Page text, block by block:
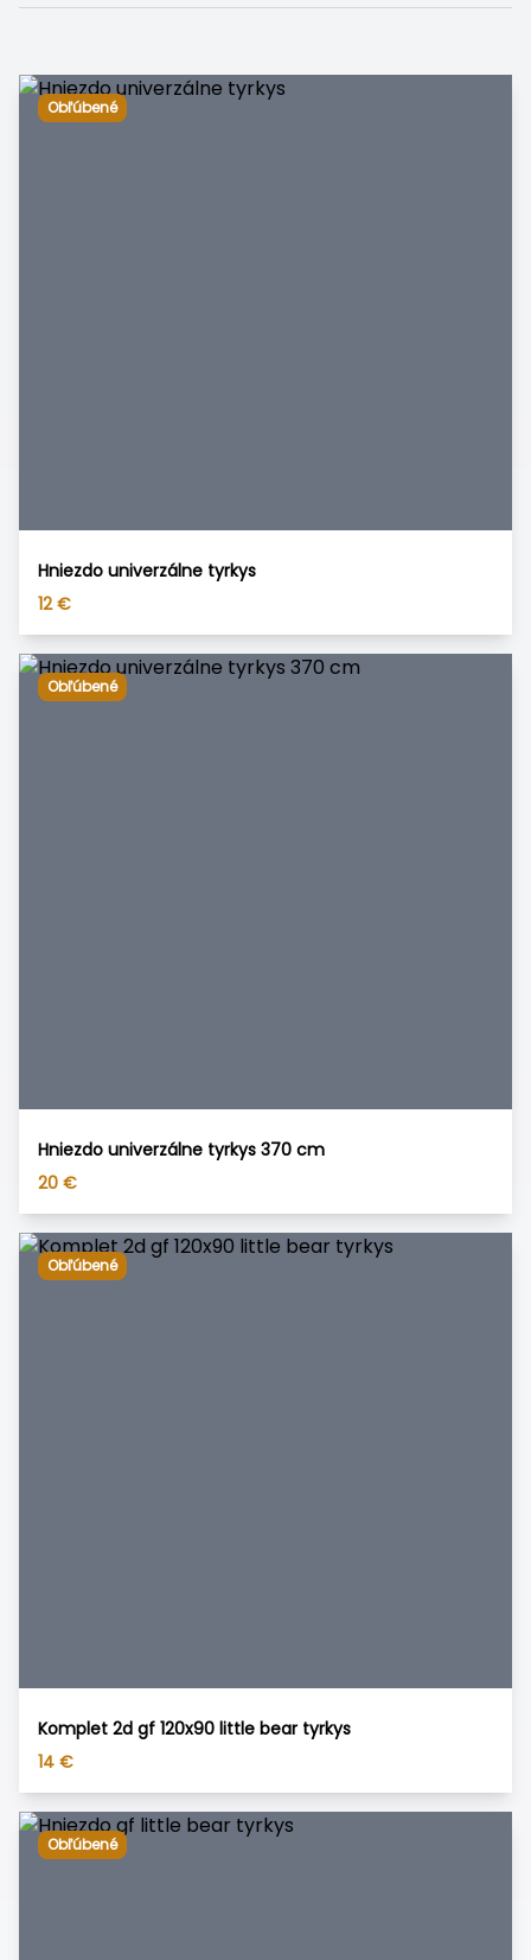
Obľúbené
Hniezdo univerzálne tyrkys
12 €
Obľúbené
Hniezdo univerzálne tyrkys 370 cm
20 €
Obľúbené
Komplet 2d gf 120x90 little bear tyrkys
14 €
Obľúbené